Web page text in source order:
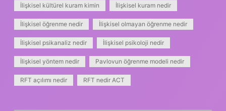
İlişkisel kültürel kuram kimin İlişkisel kuram nedir
İlişkisel öğrenme nedir İlişkisel olmayan öğrenme nedir
İlişkisel psikanaliz nedir İlişkisel psikoloji nedir
İlişkisel yöntem nedir Pavlovun öğrenme modeli nedir
RFT açılımı nedir RFT nedir ACT